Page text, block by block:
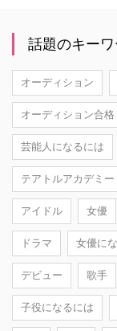
話題のキーワ
オーディション
オーディション合格
芸能人になるには
テアトルアカデミー
アイドル 女優
ドラマ 女優に
デビュー 歌手
子役になるには